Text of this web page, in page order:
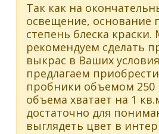
Так как на
освещение, основание
степень блеска краски.
рекомендуем сделать
выкрас в Ваших
предлагаем
пробники объемом 250
объема хватает на 1
достаточно для
выглядеть цвет в